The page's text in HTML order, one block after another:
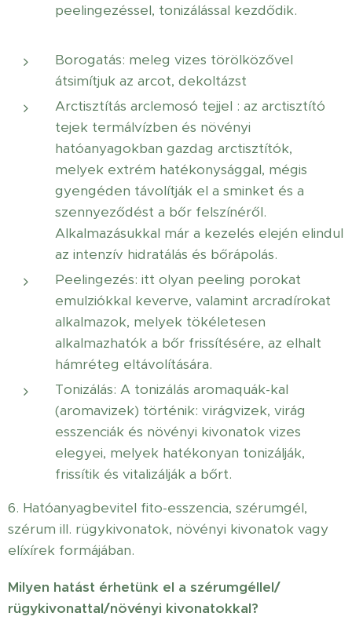
peelingezéssel, tonizálással kezdődik.
Borogatás: meleg vizes törölközővel
átsimítjuk az arcot, dekoltázst
Arctisztítás arclemosó tejjel : az arctisztító
tejek termálvízben és növényi
hatóanyagokban gazdag arctisztítók,
melyek extrém hatékonysággal, mégis
gyengéden távolítják el a sminket és a
szennyeződést a bőr felszínéről.
Alkalmazásukkal már a kezelés elején elindul
az intenzív hidratálás és bőrápolás.
Peelingezés: itt olyan peeling porokat
emulziókkal keverve, valamint arcradírokat
alkalmazok, melyek tökéletesen
alkalmazhatók a bőr frissítésére, az elhalt
hámréteg eltávolítására.
Tonizálás: A tonizálás aromaquák-kal
(aromavizek) történik: virágvizek, virág
esszenciák és növényi kivonatok vizes
elegyei, melyek hatékonyan tonizálják,
frissítik és vitalizálják a bőrt.
6. Hatóanyagbevitel fito-esszencia, szérumgél,
szérum ill. rügykivonatok, növényi kivonatok vagy
elíxírek formájában.
Milyen hatást érhetünk el a szérumgéllel/
rügykivonattal/növényi kivonatokkal?